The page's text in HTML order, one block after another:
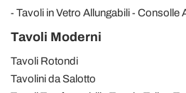
Tavoli in Vetro Allungabili
Consolle
Tavoli Moderni
Tavoli Rotondi
Tavolini da Salotto